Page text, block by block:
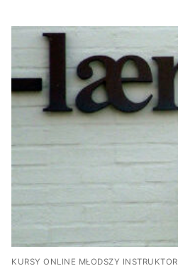
KURSY ONLINE MŁODSZY INSTRUKTOR